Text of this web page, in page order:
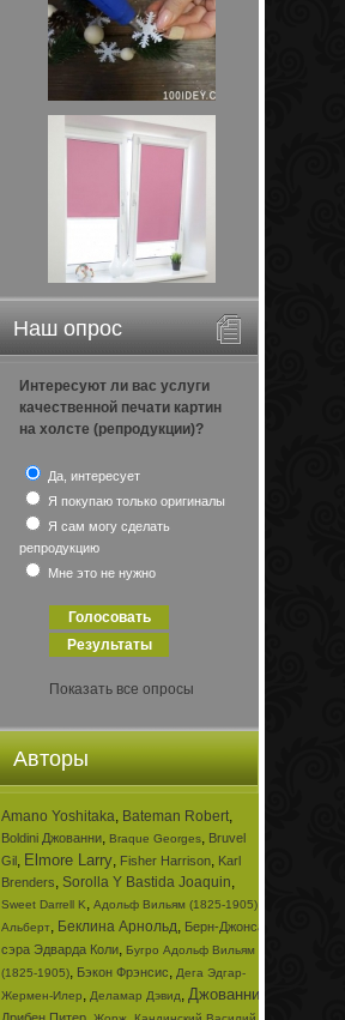
Наш опрос
Интересуют ли вас услуги
качественной печати картин
на холсте (репродукции)?
Да, интересует
Я покупаю только оригиналы
Я сам могу сделать
репродукцию
Мне это не нужно
Показать все опросы
Авторы
Amano Yoshitaka, Bateman Robert,
Boldini Джованни, Braque Georges, Bruvel
Gil, Elmore Larry, Fisher Harrison, Karl
Brenders, Sorolla Y Bastida Joaquin,
Sweet Darrell K, Адольф Вильям (1825-1905)
Альберт, Беклина Арнольд, Берн-Джонса
сэра Эдварда Коли, Бугро Адольф Вильям
(1825-1905), Бэкон Фрэнсис, Дега Эдгар-
Жермен-Илер, Деламар Дэвид, Джованни